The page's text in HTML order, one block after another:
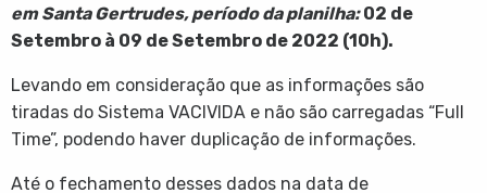
em Santa Gertrudes, período da planilha:02 de
Setembro à 09 de Setembro de 2022 (10h).
Levando em consideração que as informações são
tiradas do Sistema VACIVIDA e não são carregadas “Full
Time”, podendo haver duplicação de informações.
Até o fechamento desses dados na data de